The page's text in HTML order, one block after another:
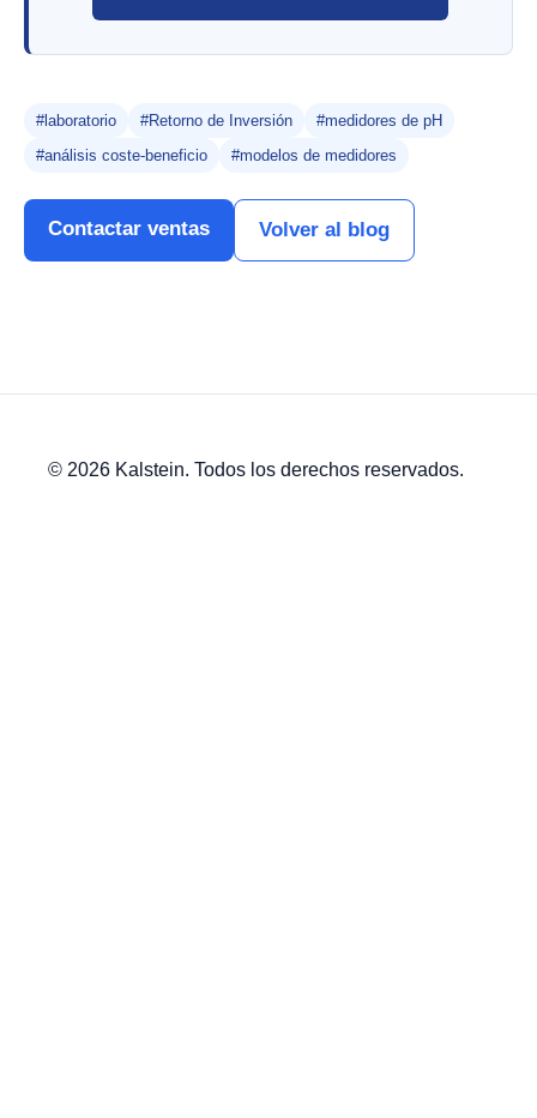
#laboratorio #Retorno de Inversión
#medidores de pH
#análisis coste-beneficio
#modelos de medidores
Contactar ventas Volver al blog
© 2026 Kalstein. Todos los derechos reservados.